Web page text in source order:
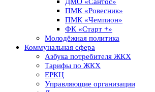
ДМО «Сантос»
ПМК «Ровесник»
ПМК «Чемпион»
ФК «Старт +»
Молодёжная политика
Коммунальная сфера
Азбука потребителя ЖКХ
Тарифы по ЖКХ
ЕРКЦ
Управляющие организации